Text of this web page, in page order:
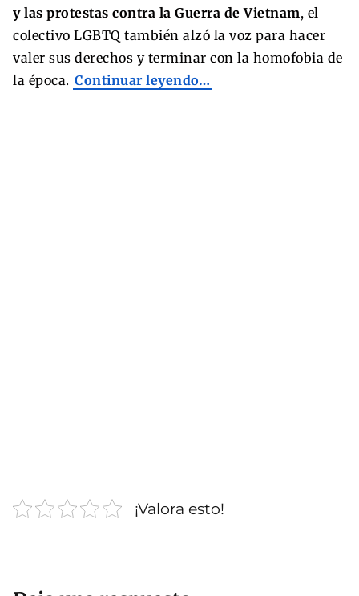
y las protestas contra la Guerra de Vietnam, el
colectivo LGBTQ también alzó la voz para hacer
valer sus derechos y terminar con la homofobia de
la época. Continuar leyendo…
¡Valora esto!